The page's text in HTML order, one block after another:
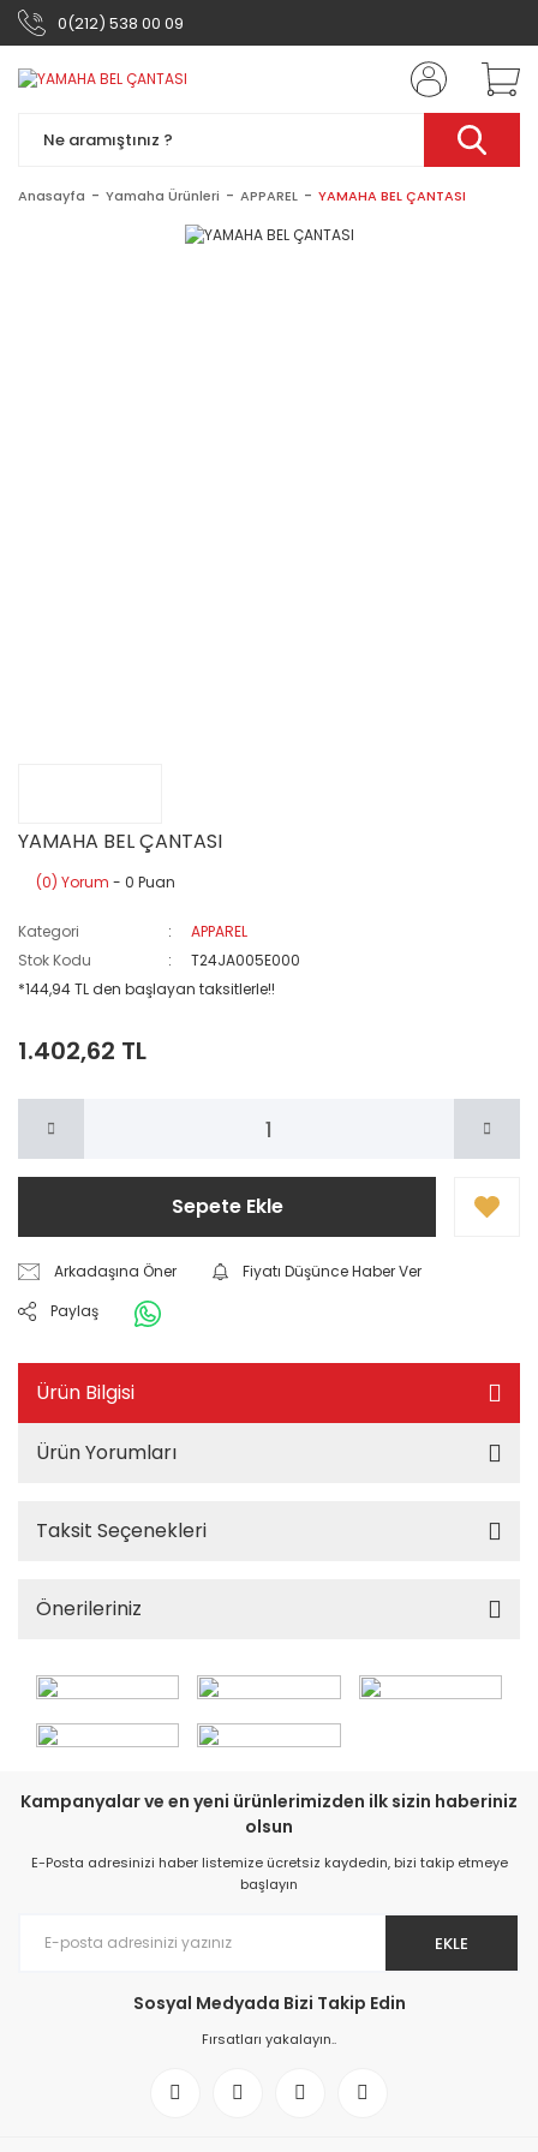
0(212) 538 00 09
Anasayfa Yamaha Ürünleri APPAREL YAMAHA BEL ÇANTASI
YAMAHA BEL ÇANTASI
(0) Yorum - 0 Puan
Kategori
APPAREL
Stok Kodu
T24JA005E000
*144,94 TL den başlayan taksitlerle!!
1.402,62 TL
Sepete Ekle
Arkadaşına Öner
Fiyatı Düşünce Haber Ver
Paylaş
Ürün Bilgisi
Ürün Yorumları
Taksit Seçenekleri
Önerileriniz
Kampanyalar ve en yeni ürünlerimizden ilk sizin haberiniz
olsun
E-Posta adresinizi haber listemize ücretsiz kaydedin, bizi takip etmeye
başlayın
EKLE
Sosyal Medyada Bizi Takip Edin
Fırsatları yakalayın..